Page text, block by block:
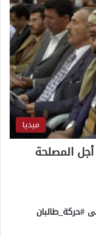
ميديا
المصلحة
#حركة_طالبان